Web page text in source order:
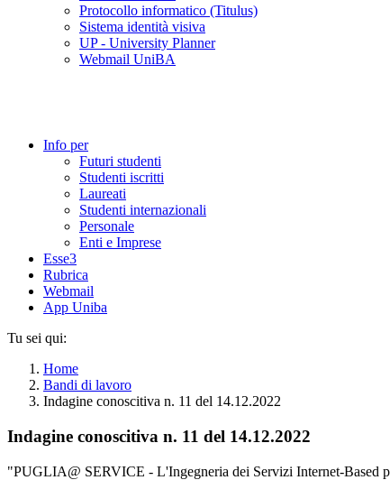
Protocollo informatico (Titulus)
Sistema identità visiva
UP - University Planner
Webmail UniBA
Info per
Futuri studenti
Studenti iscritti
Laureati
Studenti internazionali
Personale
Enti e Imprese
Esse3
Rubrica
Webmail
App Uniba
Tu sei qui:
Home
Bandi di lavoro
Indagine conoscitiva n. 11 del 14.12.2022
Indagine conoscitiva n. 11 del 14.12.2022
"PUGLIA@ SERVICE - L'Ingegneria dei Servizi Internet-Based